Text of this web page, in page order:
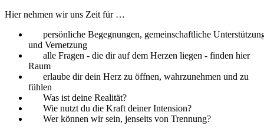
Hier nehmen wir uns Zeit für …
persönliche Begegnungen, gemeinschaftliche
und Vernetzung
alle Fragen - die dir auf dem Herzen liegen - finden hier
Raum
erlaube dir dein Herz zu öffnen, wahrzunehmen und zu
fühlen
Was ist deine Realität?
Wie nutzt du die Kraft deiner Intension?
Wer können wir sein, jenseits von Trennung?